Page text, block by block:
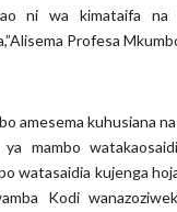
ni wa kimataifa na
Profesa
amesema kuhusiana
mambo
watasaidia kujenga
Kodi